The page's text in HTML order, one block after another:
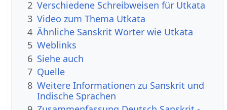
2 Verschiedene Schreibweisen für Utkata
3 Video zum Thema Utkata
4 Ähnliche Sanskrit Wörter wie Utkata
5 Weblinks
6 Siehe auch
7 Quelle
8 Weitere Informationen zu Sanskrit und
Indische Sprachen